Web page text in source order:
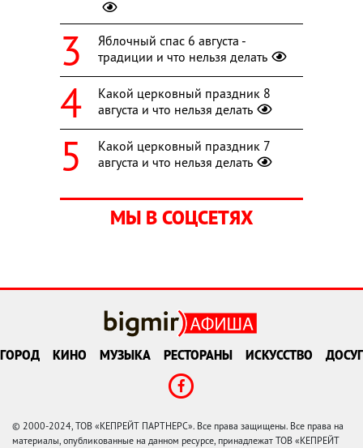
Яблочный спас 6 августа -
традиции и что нельзя делать
Какой церковный праздник 8
августа и что нельзя делать
Какой церковный праздник 7
августа и что нельзя делать
МЫ В СОЦСЕТЯХ
ГОРОД КИНО МУЗЫКА РЕСТОРАНЫ ИСКУССТВО ДОСУГ
© 2000-2024, ТОВ «КЕПРЕЙТ ПАРТНЕРС». Все права защищены. Все права на
материалы, опубликованные на данном ресурсе, принадлежат ТОВ «КЕПРЕЙТ